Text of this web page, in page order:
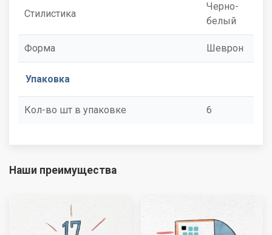
Стилистика
Черно-
белый
Форма Шеврон
Упаковка
Кол-во шт в упаковке 6
Наши преимущества